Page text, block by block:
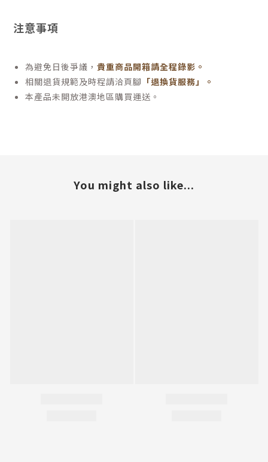
注意事項
為避免日後爭議， 貴重商品開箱請全程錄影。
相關退貨規範及時程請洽頁腳 「退換貨服務」
。
本產品未開放港澳地區購買運送。
You might also like...